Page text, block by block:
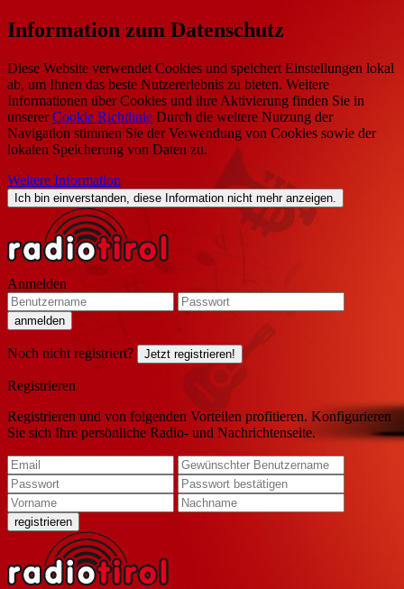
Information zum Datenschutz
Diese Website verwendet Cookies und speichert Einstellungen lokal
ab, um Ihnen das beste Nutzererlebnis zu bieten. Weitere
Informationen über Cookies und ihre Aktivierung finden Sie in
unsererCookie Richtlinie Durch die weitere Nutzung der
Navigation stimmen Sie der Verwendung von Cookies sowie der
lokalen Speicherung von Daten zu.
Weitere Information
Ich bin einverstanden, diese Information nicht mehr anzeigen.
Anmelden
Noch nicht registriert? Jetzt registrieren!
Registrieren
Registrieren und von folgenden Vorteilen profitieren. Konfigurieren
Sie sich Ihre persönliche Radio- und Nachrichtenseite.